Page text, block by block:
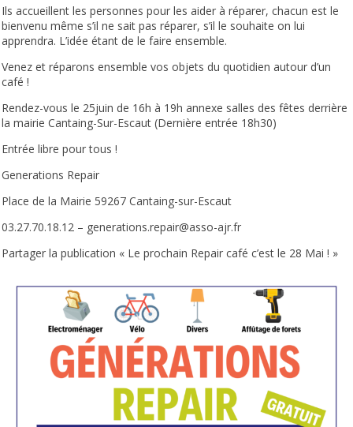
Ils accueillent les personnes pour les aider à réparer, chacun est le
bienvenu même s’il ne sait pas réparer, s’il le souhaite on lui
apprendra. L’idée étant de le faire ensemble.
Venez et réparons ensemble vos objets du quotidien autour d’un
café !
Rendez-vous le 25juin de 16h à 19h annexe salles des fêtes derrière
la mairie Cantaing-Sur-Escaut (Dernière entrée 18h30)
Entrée libre pour tous !
Generations Repair
Place de la Mairie 59267 Cantaing-sur-Escaut
03.27.70.18.12 – generations.repair@asso-ajr.fr
Partager la publication « Le prochain Repair café c’est le 28 Mai ! »